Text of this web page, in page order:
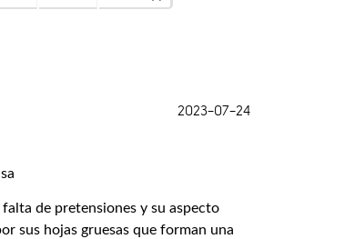
2023-07-24
de pretensiones y su aspecto
sus hojas gruesas que forman una